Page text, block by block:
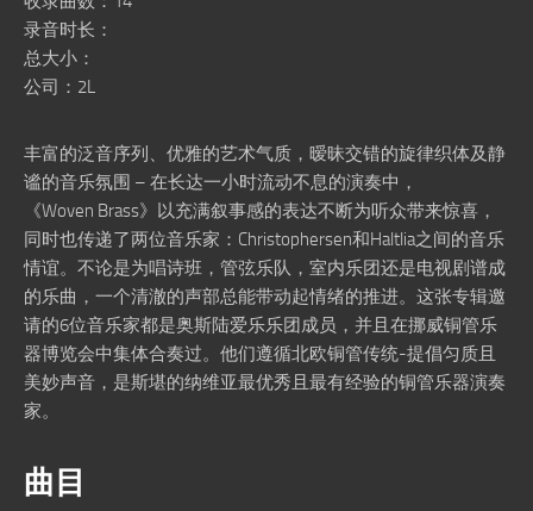
录音时长：
总大小：
公司：2L
丰富的泛音序列、优雅的艺术气质，暧昧交错的旋律织体及静
谧的音乐氛围 – 在长达一小时流动不息的演奏中，
《Woven Brass》以充满叙事感的表达不断为听众带来惊喜，
同时也传递了两位音乐家：Christophersen和Haltlia之间的音乐
情谊。不论是为唱诗班，管弦乐队，室内乐团还是电视剧谱成
的乐曲，一个清澈的声部总能带动起情绪的推进。这张专辑邀
请的6位音乐家都是奥斯陆爱乐乐团成员，并且在挪威铜管乐
器博览会中集体合奏过。他们遵循北欧铜管传统-提倡匀质且
美妙声音，是斯堪的纳维亚最优秀且最有经验的铜管乐器演奏
家。
曲目